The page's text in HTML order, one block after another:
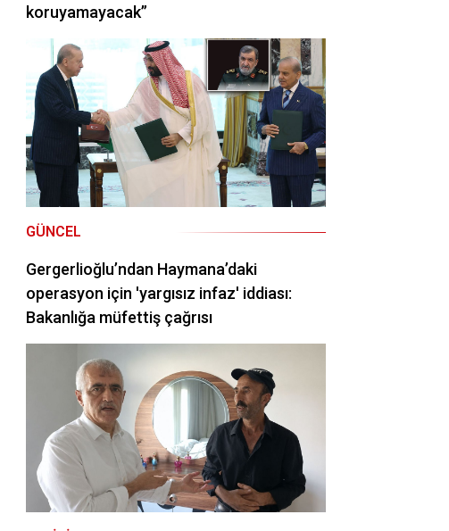
koruyamayacak”
GÜNCEL
Gergerlioğlu’ndan Haymana’daki
operasyon için 'yargısız infaz' iddiası:
Bakanlığa müfettiş çağrısı